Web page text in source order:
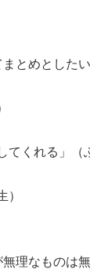
とめとしたい
てくれる」
理なものは